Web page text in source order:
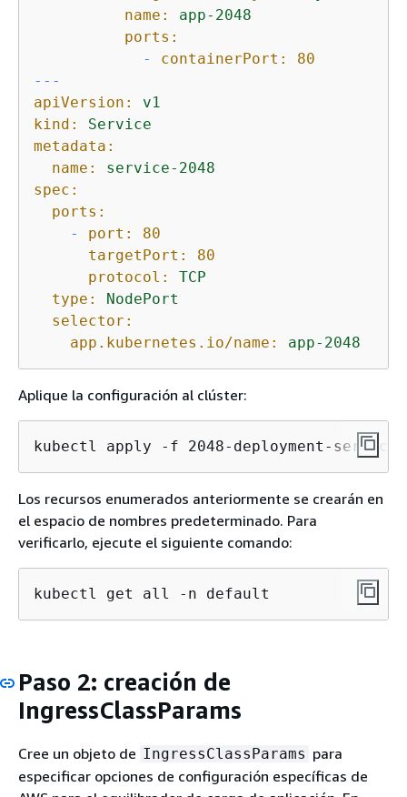
name:
app-2048
ports:
-
containerPort:
80
---
apiVersion:
v1
kind:
Service
metadata:
name:
service-2048
spec:
ports:
-
port:
80
targetPort:
80
protocol:
TCP
type:
NodePort
selector:
app.kubernetes.io/name:
app-2048
Aplique la configuración al clúster:
kubectl apply -f 2048-deployment-
Los recursos enumerados anteriormente se crearán en
el espacio de nombres predeterminado. Para
verificarlo, ejecute el siguiente comando:
kubectl get all -n default
Paso 2: creación de
IngressClassParams
Cree un objeto de IngressClassParams para
especificar opciones de configuración específicas de